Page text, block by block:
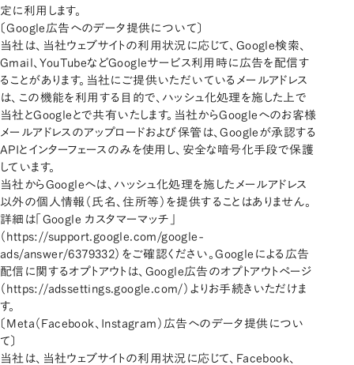
定に利用します。
〔Google広告へのデータ提供について〕
当社は、当社ウェブサイトの利用状況に応じて、Google検索、
Gmail、YouTubeなどGoogleサービス利用時に広告を配信す
ることがあります。当社にご提供いただいているメールアドレス
は、この機能を利用する目的で、ハッシュ化処理を施した上で
当社とGoogleとで共有いたします。当社からGoogleへのお客様
メールアドレスのアップロードおよび保管は、Googleが承認する
APIとインターフェースのみを使用し、安全な暗号化手段で保護
しています。
当社からGoogleへは、ハッシュ化処理を施したメールアドレス
以外の個人情報（氏名、住所等）を提供することはありません。
詳細は「Google カスタマーマッチ」
（ https://support.google.com/google-
ads/answer/6379332）をご確認ください。Googleによる広告
配信に関するオプトアウトは、Google広告のオプトアウトページ
（ https://adssettings.google.com/ ）よりお手続きいただけま
す。
〔Meta（Facebook、Instagram）広告へのデータ提供につい
て〕
当社は、当社ウェブサイトの利用状況に応じて、Facebook、